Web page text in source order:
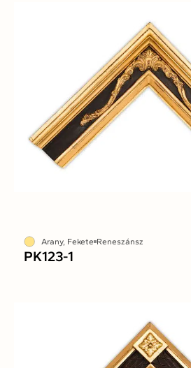
Arany, Fekete Reneszánsz
PK123-1